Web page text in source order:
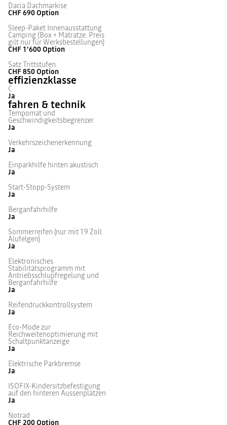
Dacia Dachmarkise
CHF 690Option
Sleep-Paket Innenausstattung
Camping (Box + Matratze. Preis
gilt nur für Werksbestellungen)
CHF 1'600Option
Satz Trittstufen
CHF 850Option
effizienzklasse
C
Ja
fahren & technik
Tempomat und
Geschwindigkeitsbegrenzer
Ja
Verkehrszeichenerkennung
Ja
Einparkhilfe hinten akustisch
Ja
Start-Stopp-System
Ja
Berganfahrhilfe
Ja
Sommerreifen (nur mit 19 Zoll
Alufelgen)
Ja
Elektronisches
Stabilitätsprogramm mit
Antriebsschlupfregelung und
Berganfahrhilfe
Ja
Reifendruckkontrollsystem
Ja
Eco-Mode zur
Reichweitenoptimierung mit
Schaltpunktanzeige
Ja
Elektrische Parkbremse
Ja
ISOFIX-Kindersitzbefestigung
auf den hinteren Aussenplätzen
Ja
Notrad
CHF 200Option